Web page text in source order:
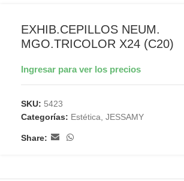
EXHIB.CEPILLOS NEUM.
MGO.TRICOLOR X24 (C20)
Ingresar para ver los precios
SKU: 5423
Categorías: Estética JESSAMY
Share: